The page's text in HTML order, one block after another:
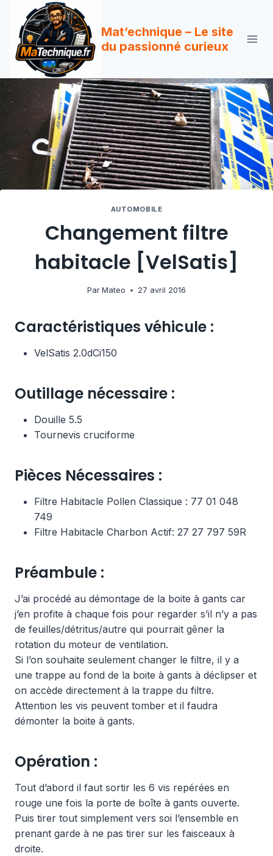
contenu
Mat’echnique – Le site
du passionné curieux
AUTOMOBILE
Changement filtre
habitacle [VelSatis]
Par Mateo 27 avril 2016
Caractéristiques véhicule :
VelSatis 2.0dCi150
Outillage nécessaire :
Douille 5.5
Tournevis cruciforme
Pièces Nécessaires :
Filtre Habitacle Pollen Classique : 77 01 048
749
Filtre Habitacle Charbon Actif: 27 27 797 59R
Préambule :
J’ai procédé au démontage de la boite à gants car
j’en profite à chaque fois pour regarder s’il n’y a pas
de feuilles/détritus/autre qui pourrait gêner la
rotation du moteur de ventilation.
Si l’on souhaite seulement changer le filtre, il y a
une trappe au fond de la boite à gants à déclipser et
on accède directement à la trappe du filtre.
Attention les vis peuvent tomber et il faudra
démonter la boite à gants.
Opération :
Tout d’abord il faut sortir les 6 vis repérées en
rouge une fois la porte de boîte à gants ouverte.
Puis tirer tout simplement vers soi l’ensemble en
prenant garde à ne pas tirer sur les faisceaux à
droite.